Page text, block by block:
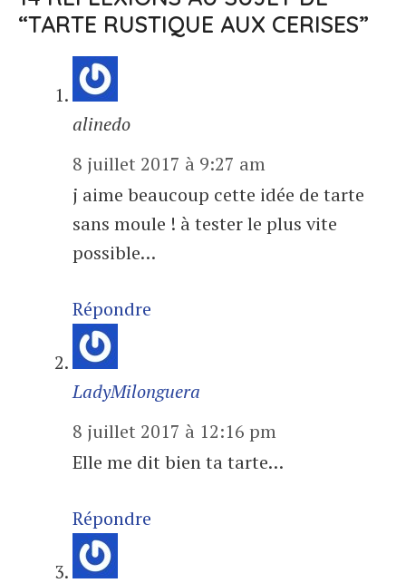
“TARTE RUSTIQUE AUX CERISES”
alinedo
8 juillet 2017 à 9:27 am
j aime beaucoup cette idée de tarte
sans moule ! à tester le plus vite
possible…
Répondre
LadyMilonguera
8 juillet 2017 à 12:16 pm
Elle me dit bien ta tarte…
Répondre